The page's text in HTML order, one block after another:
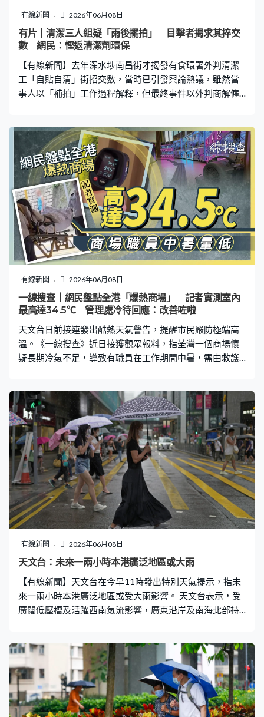
所以行咁快！」亦有網民分享類似經歷：「之前有遇過打
側踢我高跟鞋跟，同人講仲俾人話我諗多咗。」、「上次
俾佢踩到冇出聲，我已經幾晚瞓唔着」。 網民籲報警
嘅，有時碰到真趕時間返工嘅人，而前面有個睇
有線新聞 2026年06月08日
有片｜清潔三人組疑「雨後擺拍」 目擊者揭求其捽交
數 網民：慳返清潔劑環保
【有線新聞】去年深水埗南昌街才揭發有食環署外判清潔
工「自貼自清」街招交數，當時已引發輿論熱議，雖然當
事人以「補拍」工作過程解釋，但最終事件以外判商解僱
秒 「一滴水都唔使用」 「絕無監管清潔交通指示牌，一
滴水都唔使用，只係影相交數，浪費香港市民好多金
錢。」目擊者在社交平台上傳兩段影片（見文末），可見
事發在旺角豉油街一帶，馬路及行人路都有水濕，應該是
下雨過後拍攝。片中三名清潔工中由一人負責「揸鏡」，
另兩人分別以清潔拖把及毛巾抹擦指示牌及柱身，但抹擦
動作約只有五秒，而且都是同一位置，未有全面抹擦整塊
指示牌。 「一個清潔工作要三個人做，仲要hea做，根本
就冇清潔過。我係我屋企附近都見過咁清潔樓梯，每日係
到上影」、「擺款影相一向都係㗎啦，最緊要張相影得清
有功課交」、「用剩餘嘅雨水，環保」短片引起網民熱
議，有網民表示「你投訴咪通知外判商跟進，判頭就覆會
嚴格跟隨指引清潔，每一層都有監管，不過態度照舊」。
制度問題，「好多嘢兩睇，影得清個牌交到差，仲要
有線新聞 2026年06月08日
一線搜查｜網民盤點全港「爆熱商場」 記者實測室內
最高達34.5℃ 管理處冷待回應：改善咗啦
天文台日前接連發出酷熱天氣警告，提醒市民嚴防極端高
溫。《一線搜查》近日接獲觀眾報料，指荃灣一個商場懷
疑長期冷氣不足，導致有職員在工作期間中暑，需由救護
試，發現當中有商場室內溫度竟高達34.5度。 實測室內高
達34.5℃熱過室外 管理處冷待回應：改善咗啦 目前本港
法例並無硬性規定商場冷氣的法定溫度。而根據環境及生
態局與機電工程署每年推行的《節能約章》，當局建議在
夏季期間，室內平均溫度維持在攝氏24度至26度之間。
《一線搜查》記者在事發後數日前往涉事的荃灣商場視
察。現場所見，商場門口雖然裝設了兩部吹風機意圖加強
對流，但實際作用微乎其微，內部空氣依然極不流通。根
據天文台紀錄，當日室外氣溫約為31度；但當記者以溫度
計在商場內測量時，赫然發現商場室內溫度高達34.5度，
比室外高出3.5度。 隨後記者走到地下一層的室內街市，該
層只有約一半店舖營業，此處始終於感受到些微冷氣，溫
度約為29.5度。記者隨後向商場職員查詢中暑事件，有職
員一邊用文件夾撥涼，一邊無奈地證實：「係呀係呀，前
兩日有個同事唔太舒服，
有線新聞 2026年06月08日
天文台：未來一兩小時本港廣泛地區或大雨
【有線新聞】天文台在今早11時發出特別天氣提示，指未
來一兩小時本港廣泛地區或受大雨影響。 天文台表示，受
廣闊低壓槽及活躍西南氣流影響，廣東沿岸及南海北部持
期廣東驟雨逐漸減少。 受一股偏東氣流影響，本周中後期
廣東沿岸天色較為明朗，但仍有幾陣驟雨。預料該偏東氣
流會在週末至下週初被一股偏南氣流取代，華南天氣漸轉
不穩定。